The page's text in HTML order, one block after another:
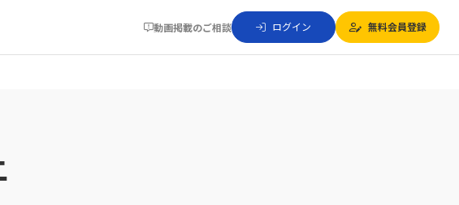
動画掲載のご相談 ログイン 無料会員登録